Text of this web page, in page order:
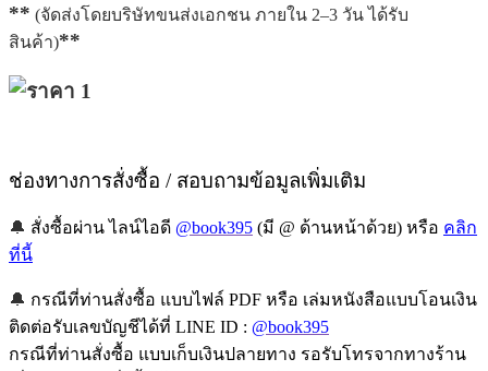
** (จัดส่งโดยบริษัทขนส่งเอกชน ภายใน 2–3 วัน ได้รับ
สินค้า)**
ช่องทางการสั่งซื้อ / สอบถามข้อมูลเพิ่มเติม
🔔 สั่งซื้อผ่าน ไลน์ไอดี @book395 (มี @ ด้านหน้าด้วย) หรือ คลิก
ที่นี้
🔔 กรณีที่ท่านสั่งซื้อ แบบไฟล์ PDF หรือ เล่มหนังสือแบบโอนเงิน
ติดต่อรับเลขบัญชีได้ที่ LINE ID : @book395
กรณีที่ท่านสั่งซื้อ แบบเก็บเงินปลายทาง รอรับโทรจากทางร้าน